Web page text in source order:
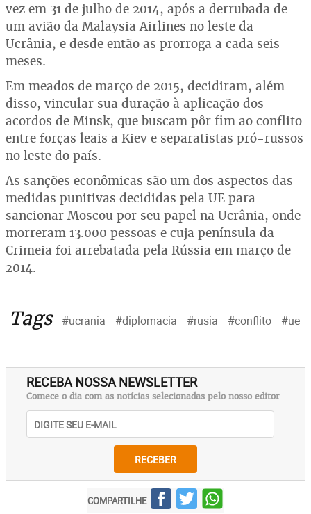
vez em 31 de julho de 2014, após a derrubada de
um avião da Malaysia Airlines no leste da
Ucrânia, e desde então as prorroga a cada seis
meses.
Em meados de março de 2015, decidiram, além
disso, vincular sua duração à aplicação dos
acordos de Minsk, que buscam pôr fim ao conflito
entre forças leais a Kiev e separatistas pró-russos
no leste do país.
As sanções econômicas são um dos aspectos das
medidas punitivas decididas pela UE para
sancionar Moscou por seu papel na Ucrânia, onde
morreram 13.000 pessoas e cuja península da
Crimeia foi arrebatada pela Rússia em março de
2014.
Tags #ucrania #diplomacia #rusia #conflito #ue
RECEBA NOSSA NEWSLETTER
Comece o dia com as notícias selecionadas pelo nosso editor
RECEBER
COMPARTILHE